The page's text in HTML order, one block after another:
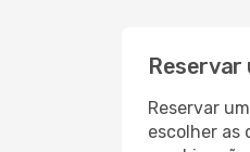
Reservar
Reservar
escolher as